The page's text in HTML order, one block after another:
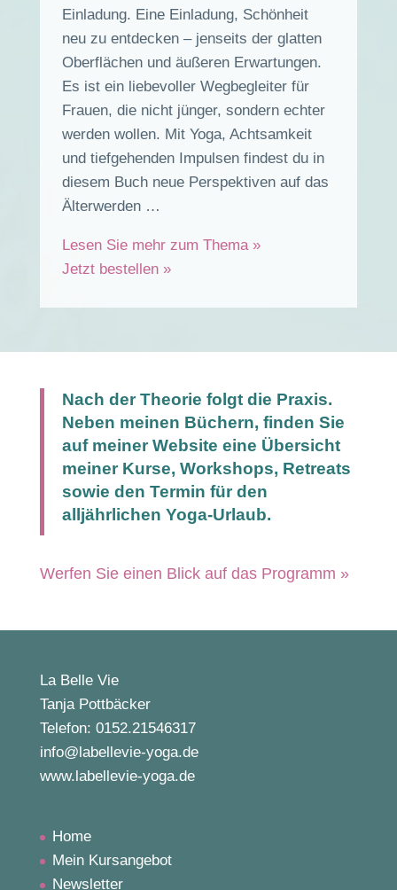
Einladung. Eine Einladung, Schönheit
neu zu entdecken – jenseits der glatten
Oberflächen und äußeren Erwartungen.
Es ist ein liebevoller Wegbegleiter für
Frauen, die nicht jünger, sondern echter
werden wollen. Mit Yoga, Achtsamkeit
und tiefgehenden Impulsen findest du in
diesem Buch neue Perspektiven auf das
Älterwerden …
Lesen Sie mehr zum Thema »
Jetzt bestellen »
Nach der Theorie folgt die Praxis.
Neben meinen Büchern, finden Sie
auf meiner Website eine Übersicht
meiner Kurse, Workshops, Retreats
sowie den Termin für den
alljährlichen Yoga-Urlaub.
Werfen Sie einen Blick auf das Programm »
La Belle Vie
Tanja Pottbäcker
Telefon: 0152.21546317
info@labellevie-yoga.de
www.labellevie-yoga.de
Home
Mein Kursangebot
Newsletter